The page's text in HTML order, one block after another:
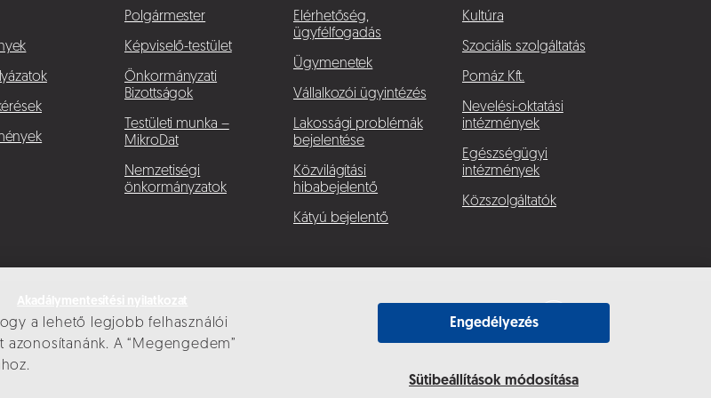
a lehető legjobb felhasználói
A “Megengedem”
Engedélyezés
Sütibeállítások módosítása
Polgármester
Képviselő-testület
Önkormányzati
Bizottságok
Testületi munka –
MikroDat
Nemzetiségi
önkormányzatok
Elérhetőség,
ügyfélfogadás
Ügymenetek
Vállalkozói ügyintézés
Lakossági problémák
bejelentése
Közvilágítási
hibabejelentő
Kátyú bejelentő
Kultúra
Szociális szolgáltatás
Pomáz Kft.
Nevelési-oktatási
intézmények
Egészségügyi
intézmények
Közszolgáltatók